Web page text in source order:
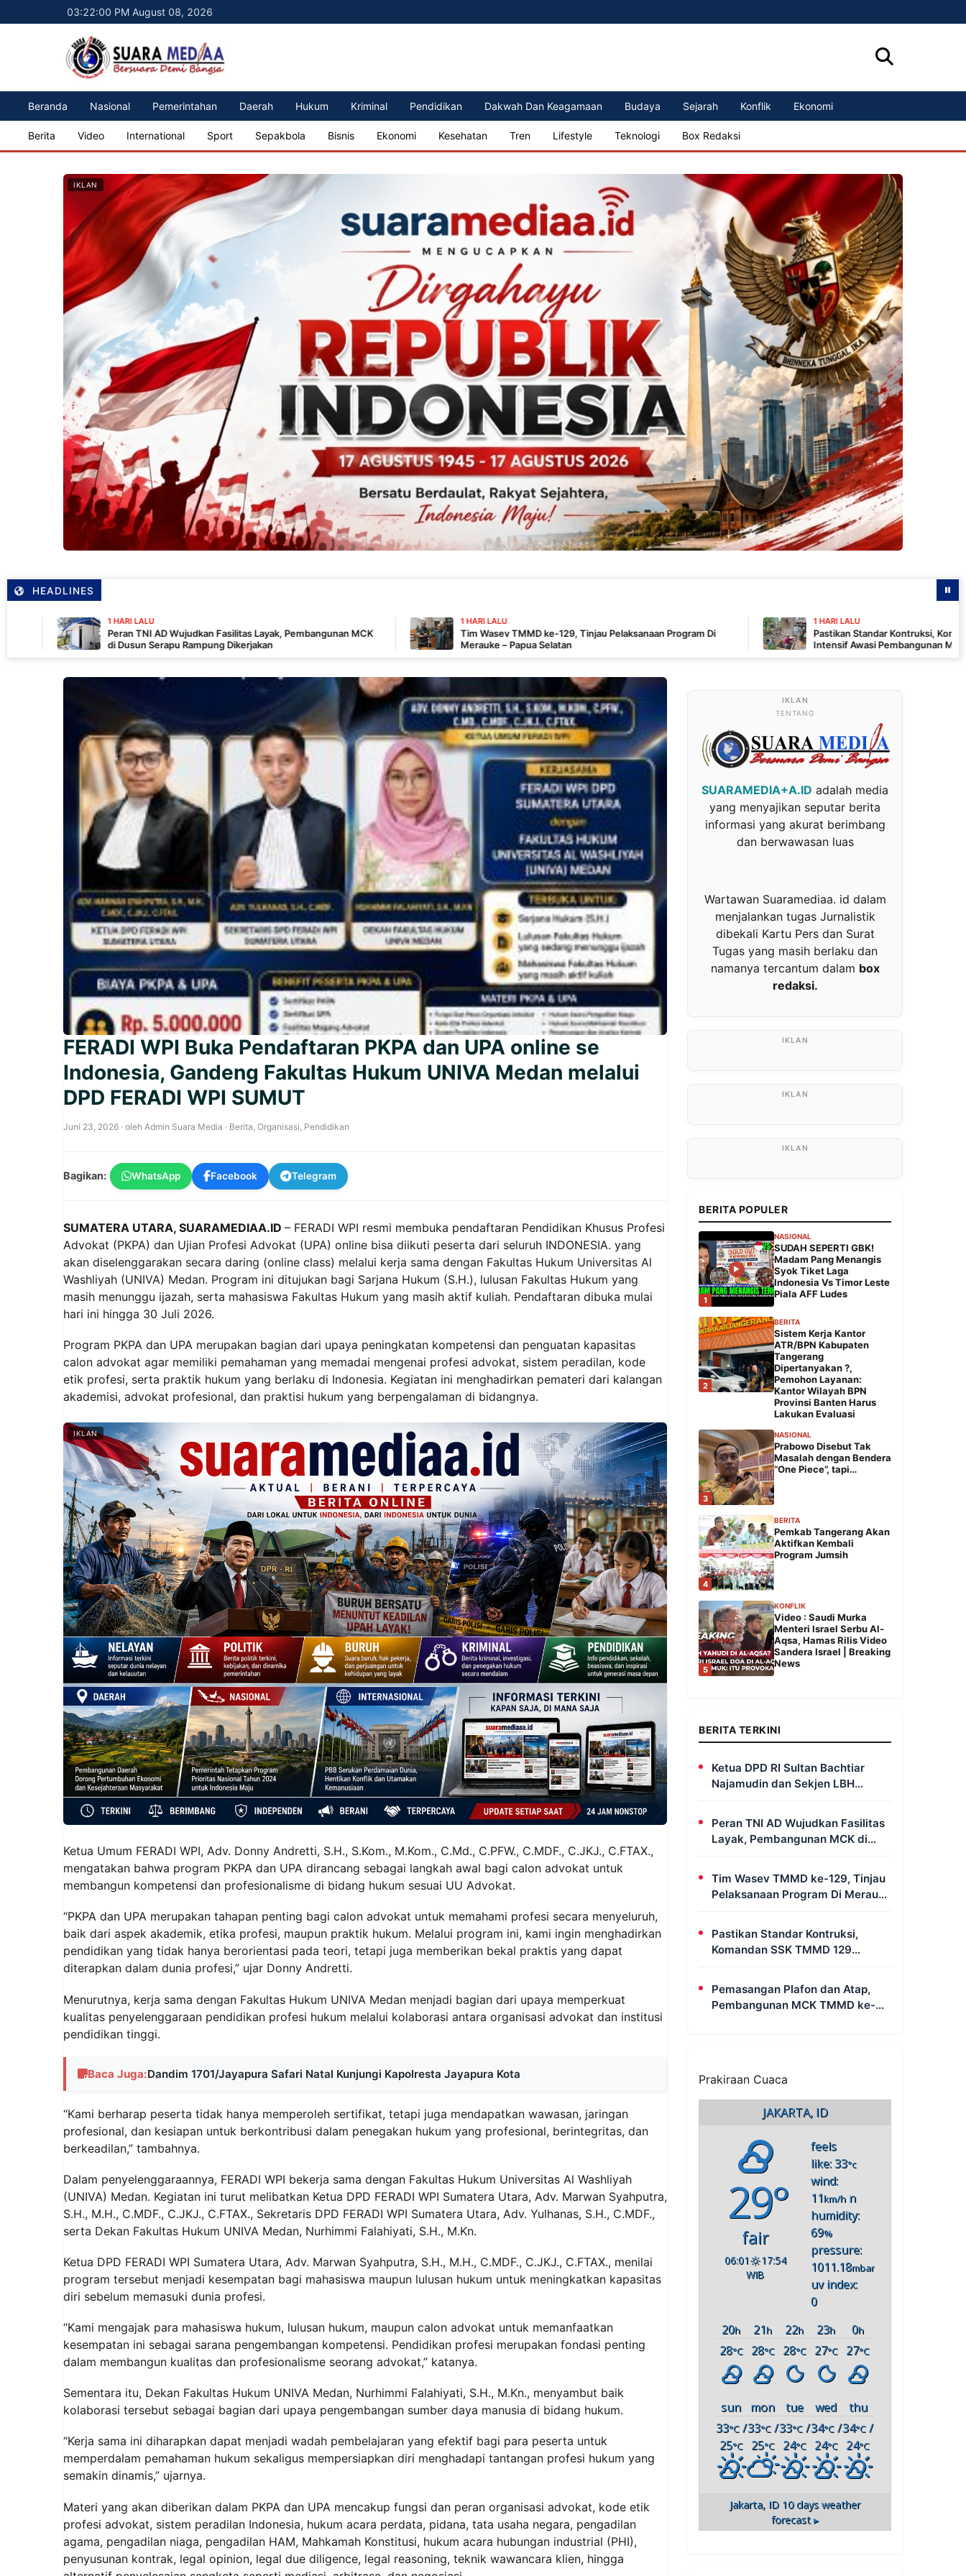
03:22:02 PM August 08, 2026
Beranda Nasional Pemerintahan Daerah Hukum Kriminal Pendidikan Dakwah Dan Keagamaan Budaya Sejarah Konflik Ekonomi
Berita Video International Sport Sepakbola Bisnis Ekonomi Kesehatan Tren Lifestyle Teknologi Box Redaksi
IKLAN
HEADLINES
1 HARI LALU
Peran TNI AD Wujudkan Fasilitas Layak, Pembangunan MCK
di Dusun Serapu Rampung Dikerjakan
1 HARI LALU
Tim Wasev TMMD ke-129, Tinjau Pelaksanaan Program Di
Merauke – Papua Selatan
1 HARI LALU
Pastikan Standar Kontruksi, Komandan SSK TMMD 129
Intensif Awasi Pembangunan MCK di Wanam
FERADI WPI Buka Pendaftaran PKPA dan UPA online se
Indonesia, Gandeng Fakultas Hukum UNIVA Medan melalui
DPD FERADI WPI SUMUT
Juni 23, 2026 · oleh Admin Suara Media · Berita Organisasi Pendidikan
Bagikan: WhatsApp Facebook Telegram
SUMATERA UTARA, SUARAMEDIAA.ID – FERADI WPI resmi membuka pendaftaran Pendidikan Khusus Profesi
Advokat (PKPA) dan Ujian Profesi Advokat (UPA) online bisa diikuti peserta dari seluruh INDONESIA. yang
akan diselenggarakan secara daring (online class) melalui kerja sama dengan Fakultas Hukum Universitas Al
Washliyah (UNIVA) Medan. Program ini ditujukan bagi Sarjana Hukum (S.H.), lulusan Fakultas Hukum yang
masih menunggu ijazah, serta mahasiswa Fakultas Hukum yang masih aktif kuliah. Pendaftaran dibuka mulai
hari ini hingga 30 Juli 2026.
Program PKPA dan UPA merupakan bagian dari upaya peningkatan kompetensi dan penguatan kapasitas
calon advokat agar memiliki pemahaman yang memadai mengenai profesi advokat, sistem peradilan, kode
etik profesi, serta praktik hukum yang berlaku di Indonesia. Kegiatan ini menghadirkan pemateri dari kalangan
akademisi, advokat profesional, dan praktisi hukum yang berpengalaman di bidangnya.
IKLAN
Ketua Umum FERADI WPI, Adv. Donny Andretti, S.H., S.Kom., M.Kom., C.Md., C.PFW., C.MDF., C.JKJ., C.FTAX.,
mengatakan bahwa program PKPA dan UPA dirancang sebagai langkah awal bagi calon advokat untuk
membangun kompetensi dan profesionalisme di bidang hukum sesuai UU Advokat.
“PKPA dan UPA merupakan tahapan penting bagi calon advokat untuk memahami profesi secara menyeluruh,
baik dari aspek akademik, etika profesi, maupun praktik hukum. Melalui program ini, kami ingin menghadirkan
pendidikan yang tidak hanya berorientasi pada teori, tetapi juga memberikan bekal praktis yang dapat
diterapkan dalam dunia profesi,” ujar Donny Andretti.
Menurutnya, kerja sama dengan Fakultas Hukum UNIVA Medan menjadi bagian dari upaya memperkuat
kualitas penyelenggaraan pendidikan profesi hukum melalui kolaborasi antara organisasi advokat dan institusi
pendidikan tinggi.
Baca Juga:Dandim 1701/Jayapura Safari Natal Kunjungi Kapolresta Jayapura Kota
“Kami berharap peserta tidak hanya memperoleh sertifikat, tetapi juga mendapatkan wawasan, jaringan
profesional, dan kesiapan untuk berkontribusi dalam penegakan hukum yang profesional, berintegritas, dan
berkeadilan,” tambahnya.
Dalam penyelenggaraannya, FERADI WPI bekerja sama dengan Fakultas Hukum Universitas Al Washliyah
(UNIVA) Medan. Kegiatan ini turut melibatkan Ketua DPD FERADI WPI Sumatera Utara, Adv. Marwan Syahputra,
S.H., M.H., C.MDF., C.JKJ., C.FTAX., Sekretaris DPD FERADI WPI Sumatera Utara, Adv. Yulhanas, S.H., C.MDF.,
serta Dekan Fakultas Hukum UNIVA Medan, Nurhimmi Falahiyati, S.H., M.Kn.
Ketua DPD FERADI WPI Sumatera Utara, Adv. Marwan Syahputra, S.H., M.H., C.MDF., C.JKJ., C.FTAX., menilai
program tersebut menjadi kesempatan bagi mahasiswa maupun lulusan hukum untuk meningkatkan kapasitas
diri sebelum memasuki dunia profesi.
“Kami mengajak para mahasiswa hukum, lulusan hukum, maupun calon advokat untuk memanfaatkan
kesempatan ini sebagai sarana pengembangan kompetensi. Pendidikan profesi merupakan fondasi penting
dalam membangun kualitas dan profesionalisme seorang advokat,” katanya.
Sementara itu, Dekan Fakultas Hukum UNIVA Medan, Nurhimmi Falahiyati, S.H., M.Kn., menyambut baik
kolaborasi tersebut sebagai bagian dari upaya pengembangan sumber daya manusia di bidang hukum.
“Kerja sama ini diharapkan dapat menjadi wadah pembelajaran yang efektif bagi para peserta untuk
memperdalam pemahaman hukum sekaligus mempersiapkan diri menghadapi tantangan profesi hukum yang
semakin dinamis,” ujarnya.
Materi yang akan diberikan dalam PKPA dan UPA mencakup fungsi dan peran organisasi advokat, kode etik
profesi advokat, sistem peradilan Indonesia, hukum acara perdata, pidana, tata usaha negara, pengadilan
agama, pengadilan niaga, pengadilan HAM, Mahkamah Konstitusi, hukum acara hubungan industrial (PHI),
penyusunan kontrak, legal opinion, legal due diligence, legal reasoning, teknik wawancara klien, hingga
TENTANG
SUARAMEDIA+A.ID adalah media
yang menyajikan seputar berita
informasi yang akurat berimbang
dan berwawasan luas
Wartawan Suaramediaa. id dalam
menjalankan tugas Jurnalistik
dibekali Kartu Pers dan Surat
Tugas yang masih berlaku dan
namanya tercantum dalam box
redaksi.
BERITA POPULER
1
NASIONAL
SUDAH SEPERTI GBK!
Madam Pang Menangis
Syok Tiket Laga
Indonesia Vs Timor Leste
Piala AFF Ludes
2
BERITA
Sistem Kerja Kantor
ATR/BPN Kabupaten
Tangerang
Dipertanyakan ?,
Pemohon Layanan:
Kantor Wilayah BPN
Provinsi Banten Harus
Lakukan Evaluasi
3
NASIONAL
Prabowo Disebut Tak
Masalah dengan Bendera
“One Piece”, tapi…
4
BERITA
Pemkab Tangerang Akan
Aktifkan Kembali
Program Jumsih
5
KONFLIK
Video : Saudi Murka
Menteri Israel Serbu Al-
Aqsa, Hamas Rilis Video
Sandera Israel | Breaking
News
BERITA TERKINI
Ketua DPD RI Sultan Bachtiar
Najamudin dan Sekjen LBH
FERADI Yoshua Rivaldo Bahas
Geopolitik dan Supremasi Hukum
Peran TNI AD Wujudkan Fasilitas
Layak, Pembangunan MCK di
Dusun Serapu Rampung
Dikerjakan
Tim Wasev TMMD ke-129, Tinjau
Pelaksanaan Program Di Merauke
– Papua Selatan
Pastikan Standar Kontruksi,
Komandan SSK TMMD 129
Intensif Awasi Pembangunan
Pemasangan Plafon dan Atap,
Pembangunan MCK TMMD ke-
Prakiraan Cuaca
JAKARTA, ID
29°
fair
06:01
17:54
WIB
feels
like: 33°c
wind:
11km/h n
humidity:
69%
pressure:
1011.18mbar
uv index:
0
20h 21h 22h 23h 0h
28°C 28°C 28°C 27°C 27°C
sun mon tue wed
thu
33°C/
25°C
33°C/
25°C
33°C/
24°C
34°C/
24°C
34°C /
24°C
Jakarta, ID 10 days weather
forecast ▸